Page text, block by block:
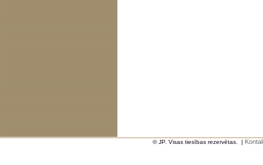
© JP. Visas tiesības rezervētas. |